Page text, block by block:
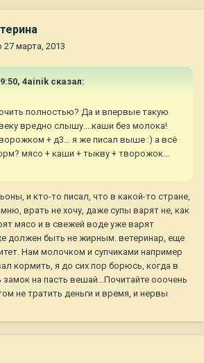
27 марта, 2013
4ainik сказал:
полностью? Да и впервые такую
вредно слышу....каши без молока!
+ д3... я же писал выше :) а всё
мясо + каши + тыкву + творожок...
и кто-то писал, что в какой-то стране,
врать не хочу, даже супы варят не, как
мясо и в свежей воде уже варят
должен быть не жирным. ветеринар, еще
Нам молочком и супчиками например
кормить, я до сих пор борюсь, когда в
замок на пасть вешай...Почитайте ооочень
не тратить деньги и время, и нервы